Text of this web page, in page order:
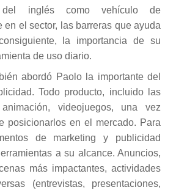
del inglés como vehículo de
en el sector, las barreras que ayuda
la importancia de su
de uso diario.
abordó Paolo la importante del
Todo producto, incluido las
videojuegos, una vez
posicionarlos en el mercado. Para
de marketing y publicidad
a su alcance. Anuncios,
más impactantes, actividades
(entrevistas, presentaciones,